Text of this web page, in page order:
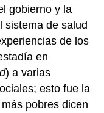
gobierno y la
sistema de salud
de los
en
) a varias
esto fue la
pobres dicen